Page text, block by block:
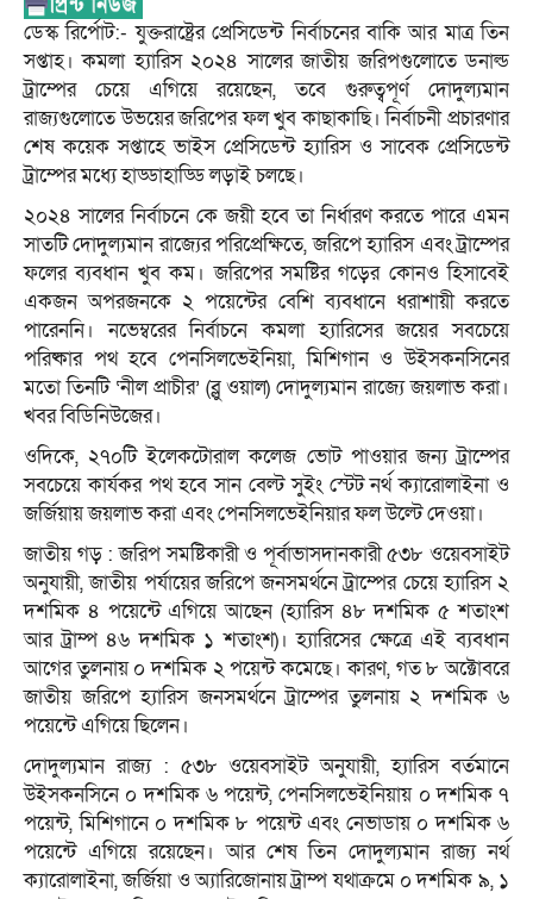
ডেস্ক রির্পোট:- যুক্তরাষ্ট্রের প্রেসিডেন্ট নির্বাচনের বাকি আর মাত্র তিন
সপ্তাহ। কমলা হ্যারিস ২০২৪ সালের জাতীয় জরিপগুলোতে ডনাল্ড
ট্রাম্পের চেয়ে এগিয়ে রয়েছেন, তবে গুরুত্বপূর্ণ দোদুল্যমান
রাজ্যগুলোতে উভয়ের জরিপের ফল খুব কাছাকাছি। নির্বাচনী প্রচারণার
শেষ কয়েক সপ্তাহে ভাইস প্রেসিডেন্ট হ্যারিস ও সাবেক প্রেসিডেন্ট
ট্রাম্পের মধ্যে হাড্ডাহাড্ডি লড়াই চলছে।
২০২৪ সালের নির্বাচনে কে জয়ী হবে তা নির্ধারণ করতে পারে এমন
সাতটি দোদুল্যমান রাজ্যের পরিপ্রেক্ষিতে, জরিপে হ্যারিস এবং ট্রাম্পের
ফলের ব্যবধান খুব কম। জরিপের সমষ্টির গড়ের কোনও হিসাবেই
একজন অপরজনকে ২ পয়েন্টের বেশি ব্যবধানে ধরাশায়ী করতে
পারেননি। নভেম্বরের নির্বাচনে কমলা হ্যারিসের জয়ের সবচেয়ে
পরিষ্কার পথ হবে পেনসিলভেইনিয়া, মিশিগান ও উইসকনসিনের
মতো তিনটি ‘নীল প্রাচীর’ (ব্লু ওয়াল) দোদুল্যমান রাজ্যে জয়লাভ করা।
খবর বিডিনিউজের।
ওদিকে, ২৭০টি ইলেকটোরাল কলেজ ভোট পাওয়ার জন্য ট্রাম্পের
সবচেয়ে কার্যকর পথ হবে সান বেল্ট সুইং স্টেট নর্থ ক্যারোলাইনা ও
জর্জিয়ায় জয়লাভ করা এবং পেনসিলভেইনিয়ার ফল উল্টে দেওয়া।
জাতীয় গড় : জরিপ সমষ্টিকারী ও পূর্বাভাসদানকারী ৫৩৮ ওয়েবসাইট
অনুযায়ী, জাতীয় পর্যায়ের জরিপে জনসমর্থনে ট্রাম্পের চেয়ে হ্যারিস ২
দশমিক ৪ পয়েন্টে এগিয়ে আছেন (হ্যারিস ৪৮ দশমিক ৫ শতাংশ
আর ট্রাম্প ৪৬ দশমিক ১ শতাংশ)। হ্যারিসের ক্ষেত্রে এই ব্যবধান
আগের তুলনায় ০ দশমিক ২ পয়েন্ট কমেছে। কারণ, গত ৮ অক্টোবরে
জাতীয় জরিপে হ্যারিস জনসমর্থনে ট্রাম্পের তুলনায় ২ দশমিক ৬
পয়েন্টে এগিয়ে ছিলেন।
দোদুল্যমান রাজ্য : ৫৩৮ ওয়েবসাইট অনুযায়ী, হ্যারিস বর্তমানে
উইসকনসিনে ০ দশমিক ৬ পয়েন্ট, পেনসিলভেইনিয়ায় ০ দশমিক ৭
পয়েন্ট, মিশিগানে ০ দশমিক ৮ পয়েন্ট এবং নেভাডায় ০ দশমিক ৬
পয়েন্টে এগিয়ে রয়েছেন। আর শেষ তিন দোদুল্যমান রাজ্য নর্থ
ক্যারোলাইনা, জর্জিয়া ও অ্যারিজোনায় ট্রাম্প যথাক্রমে ০ দশমিক ৯, ১